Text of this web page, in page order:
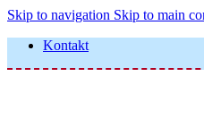
Skip to navigation Skip to main
Kontakt